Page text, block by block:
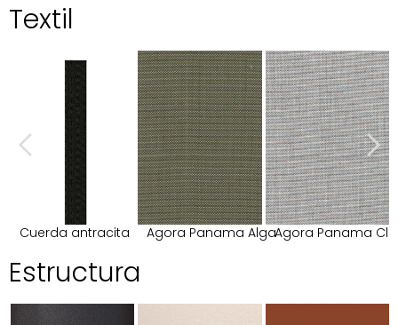
Textil
Cuerda antracita Agora Panama AlgaAgora Panama
Estructura